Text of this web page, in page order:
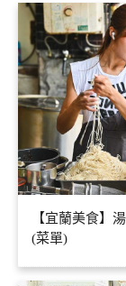
【宜蘭美食】
(菜單)